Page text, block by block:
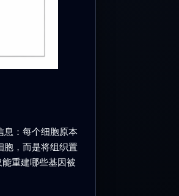
息：每个细胞原本
胞，而是将组织置
重建哪些基因被